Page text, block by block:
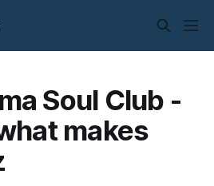
Soul Club -
makes